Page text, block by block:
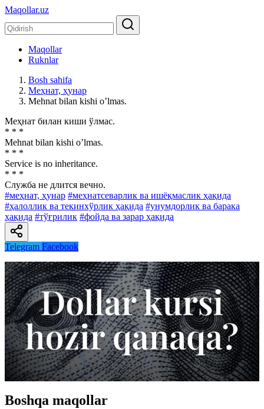
Maqollar.uz
Maqollar
Ruknlar
Bosh sahifa
Меҳнат, ҳунар
Mehnat bilan kishi oʼlmas.
Меҳнат билан киши ўлмас.
* * *
Mehnat bilan kishi oʼlmas.
* * *
Service is no inheritance.
* * *
Служба не длится вечно.
#меҳнат, ҳунар #меҳнатсеварлик ва ишёқмаслик ҳақида
#ҳалоллик ва текинхўрлик ҳақида #унумдорлик ва барака
ҳақида #тўғрилик #фойда ва зарар ҳақида
Telegram Facebook
Boshqa maqollar